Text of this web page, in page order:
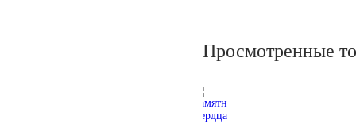
Просмотренные